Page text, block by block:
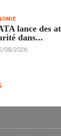
lance des
dans...
08/2026